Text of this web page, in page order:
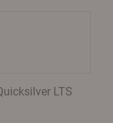
LTS